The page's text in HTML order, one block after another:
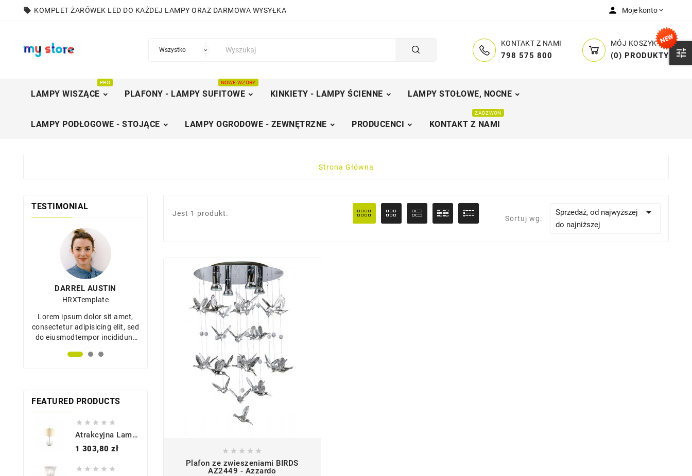

local_offer KOMPLET ŻARÓWEK LED DO KAŻDEJ LAMPY ORAZ DARMOWA WYSYŁKA person Moje konto 
KONTAKT Z NAMI
798 575 800
MÓJ KOSZYK
(0) PRODUKTY
LAMPY WISZĄCE
PRO
PLAFONY - LAMPY SUFITOWE
NOWE WZORY
KINKIETY - LAMPY ŚCIENNE LAMPY STOŁOWE, NOCNE
LAMPY PODŁOGOWE - STOJĄCE LAMPY OGRODOWE - ZEWNĘTRZNE PRODUCENCI KONTAKT Z NAMI
ZADZWOŃ
Strona Główna
TESTIMONIAL
DARREL AUSTIN
HRXTemplate
Lorem ipsum dolor sit amet,
consectetur adipisicing elit, sed
do eiusmodtempor incididunt
aliqua.
DARREL AUSTIN
HRXTemplate
Lorem ipsum dolor sit amet,
consectetur adipisicing elit, sed
do eiusmodtempor incididunt
aliqua.
do eiusmodtempor incididunt
FEATURED PRODUCTS
    
Atrakcyjna Lampa Stołowa - ORB-TL-CLEAR - Elstead Lighting
1 303,80 złCena
    
Jest 1 produkt.
Sortuj wg:
Sprzedaż, od najwyższej
do najniższej

    
Plafon ze zwieszeniami BIRDS
AZ2449 - Azzardo